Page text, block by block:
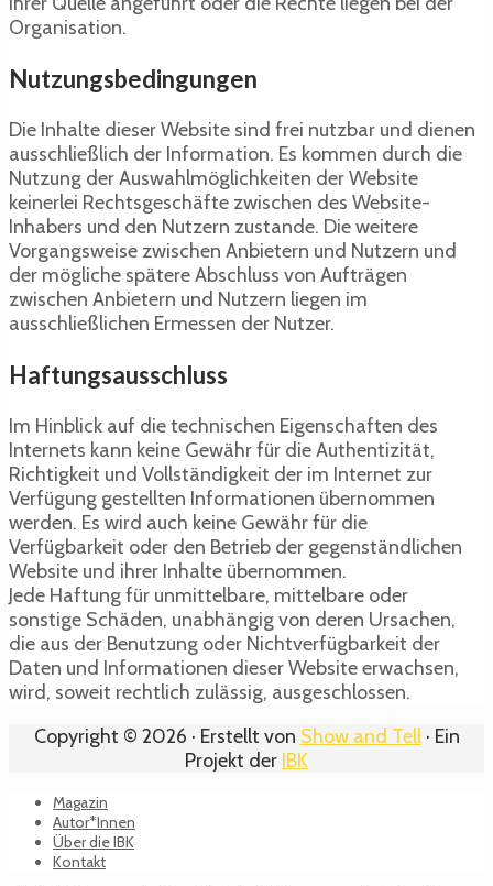
Organisation.
Nutzungsbedingungen
Die Inhalte dieser Website sind frei nutzbar und dienen
ausschließlich der Information. Es kommen durch die
Nutzung der Auswahlmöglichkeiten der Website
keinerlei Rechtsgeschäfte zwischen des Website-
Inhabers und den Nutzern zustande. Die weitere
Vorgangsweise zwischen Anbietern und Nutzern und
der mögliche spätere Abschluss von Aufträgen
zwischen Anbietern und Nutzern liegen im
ausschließlichen Ermessen der Nutzer.
Haftungsausschluss
Im Hinblick auf die technischen Eigenschaften des
Internets kann keine Gewähr für die Authentizität,
Richtigkeit und Vollständigkeit der im Internet zur
Verfügung gestellten Informationen übernommen
werden. Es wird auch keine Gewähr für die
Verfügbarkeit oder den Betrieb der gegenständlichen
Website und ihrer Inhalte übernommen.
Jede Haftung für unmittelbare, mittelbare oder
sonstige Schäden, unabhängig von deren Ursachen,
die aus der Benutzung oder Nichtverfügbarkeit der
Daten und Informationen dieser Website erwachsen,
wird, soweit rechtlich zulässig, ausgeschlossen.
Copyright © 2026 · Erstellt von Show and Tell· Ein
Projekt der IBK
Magazin
Autor*Innen
Über die IBK
Kontakt